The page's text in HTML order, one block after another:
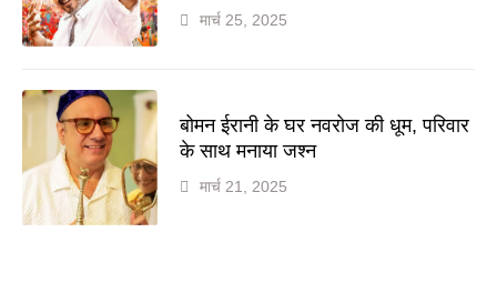
मार्च 25, 2025
बोमन ईरानी के घर नवरोज की धूम, परिवार
के साथ मनाया जश्न
मार्च 21, 2025